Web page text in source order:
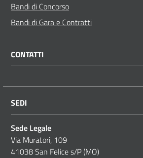
Bandi di Concorso
Bandi di Gara e Contratti
CONTATTI
SEDI
Sede Legale
Via Muratori, 109
41038 San Felice s/P (MO)